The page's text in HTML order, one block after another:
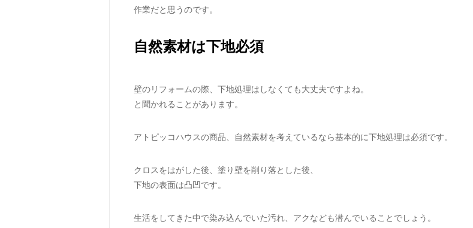
作業だと思うのです。
自然素材は下地必須
壁のリフォームの際、下地処理はしなくても大丈夫ですよね。
と聞かれることがあります。
アトピッコハウスの商品、自然素材を考えているなら基本的に下地処理は必須です。
クロスをはがした後、塗り壁を削り落とした後、
下地の表面は凸凹です。
生活をしてきた中で染み込んでいた汚れ、アクなども潜んでいることでしょう。